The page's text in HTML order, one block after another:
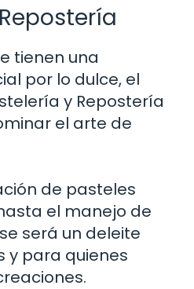
tienen una
por lo dulce, el
y Repostería
el arte de
de pasteles
el manejo de
será un deleite
y para quienes